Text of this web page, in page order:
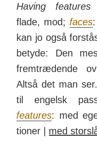
Having features
flade, mod; faces
kan jo også
betyde: Den
frem­træd­ende
Altså det man
til engelsk
features: med
tioner | med